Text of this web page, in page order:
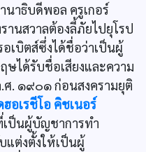
นาธิบดีพอล ครูเกอร์
านสวาลต้องลี้ภัยไปยุโรป
เบิตส์ซึ่งได้ชื่อว่าเป็นผู้
ษได้รับชื่อเสียงและความ
ศ. ๑๙๐๑ ก่อนสงครามยุติ
อเรชีโอ คิชเนอร์
ป็นผู้บัญชาการทำ
แต่งตั้งให้เป็นผู้